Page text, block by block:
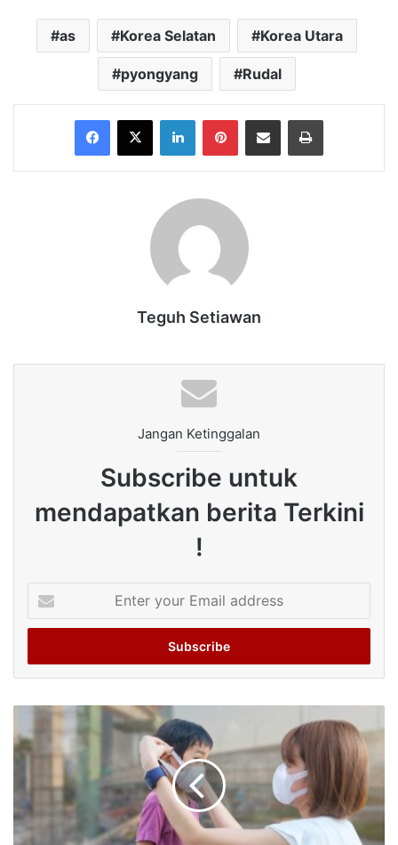
as Korea Selatan Korea Utara
pyongyang Rudal
Facebook
X LinkedInPinterestShare via Email Print
Teguh Setiawan
Jangan Ketinggalan
Subscribe untuk
mendapatkan berita Terkini
!
your
Email